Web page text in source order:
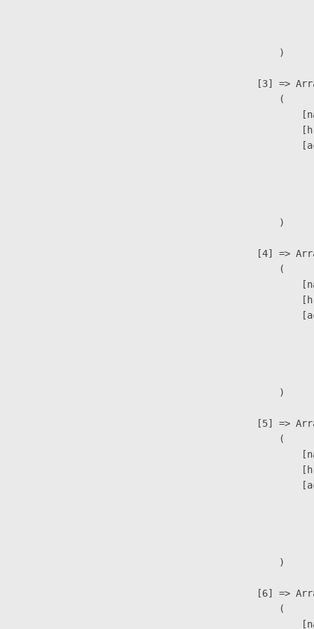
                        )
[3] =>
                        (
                        )
[4] =>
                        (
                        )
[5] =>
                        (
                        )
[6] =>
                        (